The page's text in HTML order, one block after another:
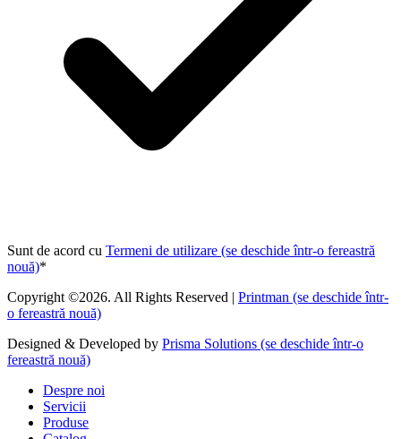
Sunt de acord cu Termeni de utilizare (se deschide într-o fereastră
nouă)*
Copyright ©2026. All Rights Reserved | Printman (se deschide într-
o fereastră nouă)
Designed & Developed by Prisma Solutions (se deschide într-o
fereastră nouă)
Despre noi
Servicii
Produse